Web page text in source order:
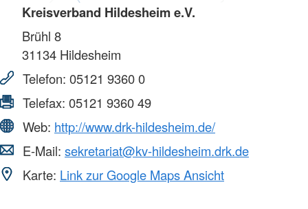
Kreisverband Hildesheim e.V.
Brühl 8
31134 Hildesheim
Telefon: 05121 9360 0
Telefax: 05121 9360 49
Web: http://www.drk-hildesheim.de/
E-Mail: sekretariat@kv-hildesheim.drk.de
Karte: Link zur Google Maps Ansicht